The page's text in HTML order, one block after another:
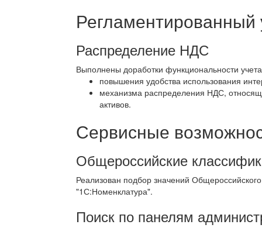
Регламентированный
Распределение НДС
Выполнены доработки функциональности
повышения удобства использования
механизма распределения НДС,
активов.
Сервисные
Общероссийские
Реализован подбор значений
"1С:Номенклатура".
Поиск по панелям